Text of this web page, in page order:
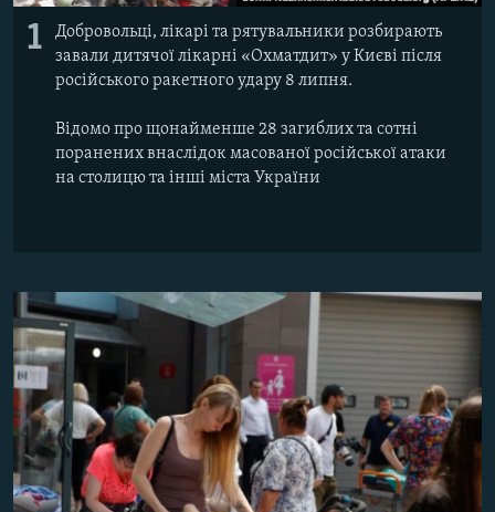
1
Добровольці, лікарі та рятувальники розбирають
завали дитячої лікарні «Охматдит» у Києві після
російського ракетного удару 8 липня.
Відомо про щонайменше 28 загиблих та сотні
поранених внаслідок масованої російської атаки
на столицю та інші міста України